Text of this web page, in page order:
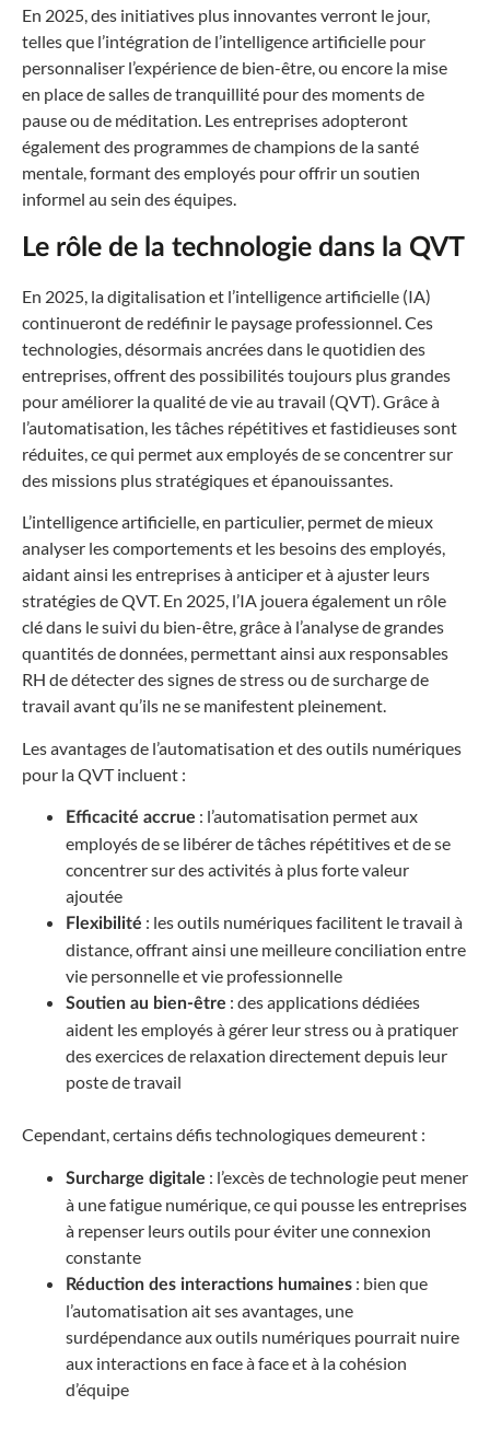
En 2025, des initiatives plus innovantes verront le jour,
telles que l’intégration de l’intelligence artificielle pour
personnaliser l’expérience de bien-être, ou encore la mise
en place de salles de tranquillité pour des moments de
pause ou de méditation. Les entreprises adopteront
également des programmes de champions de la santé
mentale, formant des employés pour offrir un soutien
informel au sein des équipes.
Le rôle de la technologie dans la QVT
En 2025, la digitalisation et l’intelligence artificielle (IA)
continueront de redéfinir le paysage professionnel. Ces
technologies, désormais ancrées dans le quotidien des
entreprises, offrent des possibilités toujours plus grandes
pour améliorer la qualité de vie au travail (QVT). Grâce à
l’automatisation, les tâches répétitives et fastidieuses sont
réduites, ce qui permet aux employés de se concentrer sur
des missions plus stratégiques et épanouissantes.
L’intelligence artificielle, en particulier, permet de mieux
analyser les comportements et les besoins des employés,
aidant ainsi les entreprises à anticiper et à ajuster leurs
stratégies de QVT. En 2025, l’IA jouera également un rôle
clé dans le suivi du bien-être, grâce à l’analyse de grandes
quantités de données, permettant ainsi aux responsables
RH de détecter des signes de stress ou de surcharge de
travail avant qu’ils ne se manifestent pleinement.
Les avantages de l’automatisation et des outils numériques
pour la QVT incluent :
Efficacité accrue : l’automatisation permet aux
employés de se libérer de tâches répétitives et de se
concentrer sur des activités à plus forte valeur
ajoutée
Flexibilité : les outils numériques facilitent le travail à
distance, offrant ainsi une meilleure conciliation entre
vie personnelle et vie professionnelle
Soutien au bien-être : des applications dédiées
aident les employés à gérer leur stress ou à pratiquer
des exercices de relaxation directement depuis leur
poste de travail
Cependant, certains défis technologiques demeurent :
Surcharge digitale : l’excès de technologie peut mener
à une fatigue numérique, ce qui pousse les entreprises
à repenser leurs outils pour éviter une connexion
constante
Réduction des interactions humaines : bien que
l’automatisation ait ses avantages, une
surdépendance aux outils numériques pourrait nuire
aux interactions en face à face et à la cohésion
d’équipe